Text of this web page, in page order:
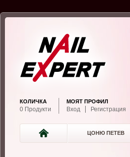
КОЛИЧКА
0 Продукти
МОЯТ ПРОФИЛ
Вход Регистрация
ЦОНЮ ПЕТЕВ